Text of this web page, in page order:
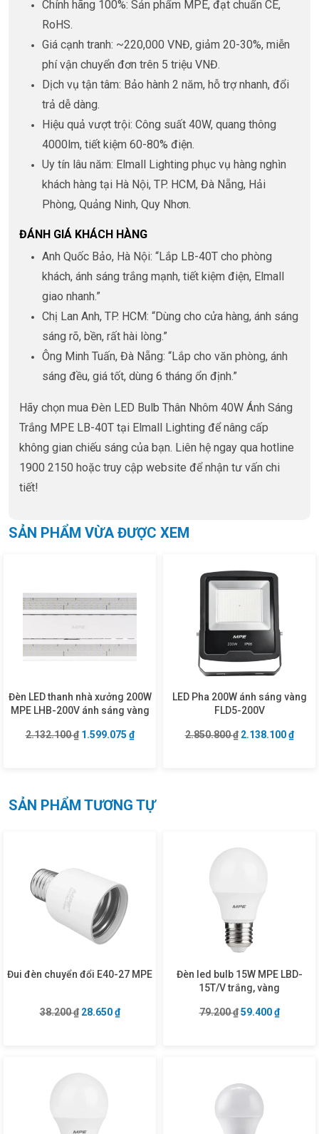
Chính hãng 100%: Sản phẩm MPE, đạt chuẩn CE,
RoHS.
Giá cạnh tranh: ~220,000 VNĐ, giảm 20-30%, miễn
phí vận chuyển đơn trên 5 triệu VNĐ.
Dịch vụ tận tâm: Bảo hành 2 năm, hỗ trợ nhanh, đổi
trả dễ dàng.
Hiệu quả vượt trội: Công suất 40W, quang thông
4000lm, tiết kiệm 60-80% điện.
Uy tín lâu năm: Elmall Lighting phục vụ hàng nghìn
khách hàng tại Hà Nội, TP. HCM, Đà Nẵng, Hải
Phòng, Quảng Ninh, Quy Nhơn.
ĐÁNH GIÁ KHÁCH HÀNG
Anh Quốc Bảo, Hà Nội: “Lắp LB-40T cho phòng
khách, ánh sáng trắng mạnh, tiết kiệm điện, Elmall
giao nhanh.”
Chị Lan Anh, TP. HCM: “Dùng cho cửa hàng, ánh sáng
sáng rõ, bền, rất hài lòng.”
Ông Minh Tuấn, Đà Nẵng: “Lắp cho văn phòng, ánh
sáng đều, giá tốt, dùng 6 tháng ổn định.”
Hãy chọn mua Đèn LED Bulb Thân Nhôm 40W Ánh Sáng
Trắng MPE LB-40T tại Elmall Lighting để nâng cấp
không gian chiếu sáng của bạn. Liên hệ ngay qua hotline
1900 2150 hoặc truy cập website để nhận tư vấn chi
tiết!
SẢN PHẨM VỪA ĐƯỢC XEM
Đèn LED thanh nhà xưởng 200W
MPE LHB-200V ánh sáng vàng
2.132.100₫ Giá gốc là: 2.132.100 ₫.
1.599.075 ₫Giá hiện tại là: 1.599.075 ₫.
LED Pha 200W ánh sáng vàng
FLD5-200V
2.850.800₫ Giá gốc là:
2.138.100₫Giá
SẢN PHẨM TƯƠNG TỰ
Đui đèn chuyển đổi E40-27 MPE
38.200₫ Giá gốc là: 38.200 ₫.
28.650₫Giá hiện tại là: 28.650 ₫.
Đèn led bulb 15W MPE LBD-
15T/V trắng, vàng
79.200₫ Giá gốc là:
59.400₫Giá hiện